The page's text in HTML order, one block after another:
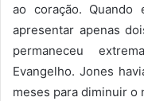
ao coração.
apresentar apenas
permaneceu
Evangelho. Jones
meses para diminuir o